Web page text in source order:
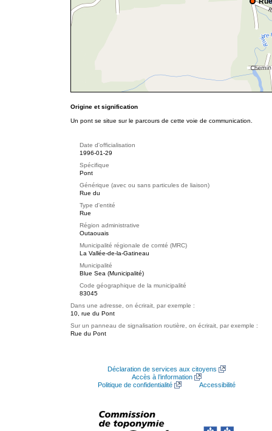
Origine et signification
Un pont se situe sur le parcours de cette voie de communication.
Date d'officialisation
1996-01-29
Spécifique
Pont
Générique (avec ou sans particules de liaison)
Rue du
Type d'entité
Rue
Région administrative
Outaouais
Municipalité régionale de comté (MRC)
La Vallée-de-la-Gatineau
Municipalité
Blue Sea (Municipalité)
Code géographique de la municipalité
83045
Dans une adresse, on écrirait, par exemple :
10, rue du Pont
Sur un panneau de signalisation routière, on écrirait, par exemple :
Rue du Pont
Déclaration de services aux citoyens
Accès à l’information
Politique de confidentialité
Accessibilité